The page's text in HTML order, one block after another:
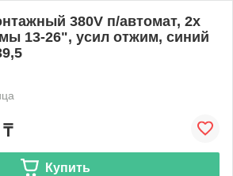
380V п/автомат, 2х
13-26", усил отжим, синий
₸
Купить